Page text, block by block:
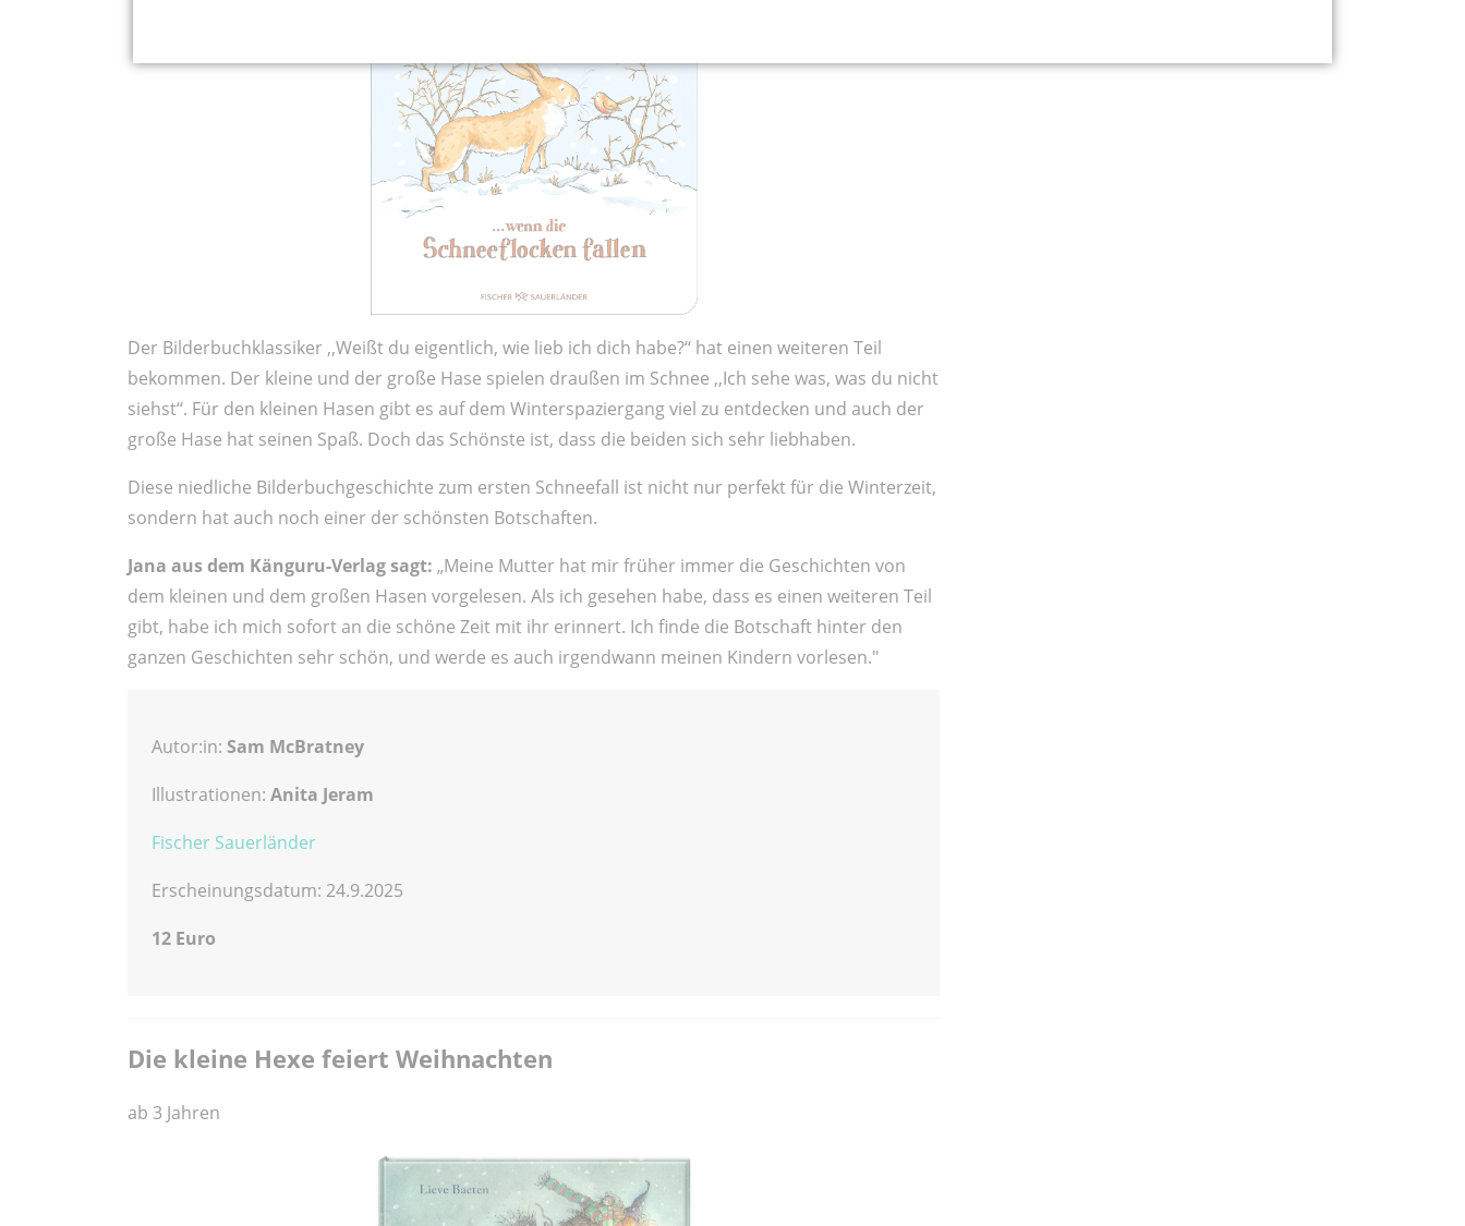
Der Bilderbuchklassiker ,,Weißt du eigentlich, wie lieb ich dich habe?‘‘ hat einen weiteren Teil
bekommen. Der kleine und der große Hase spielen draußen im Schnee ,,Ich sehe was, was du nicht
siehst‘‘. Für den kleinen Hasen gibt es auf dem Winterspaziergang viel zu entdecken und auch der
große Hase hat seinen Spaß. Doch das Schönste ist, dass die beiden sich sehr liebhaben.
Diese niedliche Bilderbuchgeschichte zum ersten Schneefall ist nicht nur perfekt für die Winterzeit,
sondern hat auch noch einer der schönsten Botschaften.
Jana aus dem Känguru-Verlag sagt: „Meine Mutter hat mir früher immer die Geschichten von
dem kleinen und dem großen Hasen vorgelesen. Als ich gesehen habe, dass es einen weiteren Teil
gibt, habe ich mich sofort an die schöne Zeit mit ihr erinnert. Ich finde die Botschaft hinter den
ganzen Geschichten sehr schön, und werde es auch irgendwann meinen Kindern vorlesen."
Autor:in:Sam McBratney
Illustrationen:Anita Jeram
Fischer Sauerländer
Erscheinungsdatum: 24.9.2025
12 Euro
Die kleine Hexe feiert Weihnachten
ab 3 Jahren